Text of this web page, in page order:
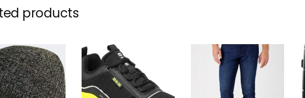
products